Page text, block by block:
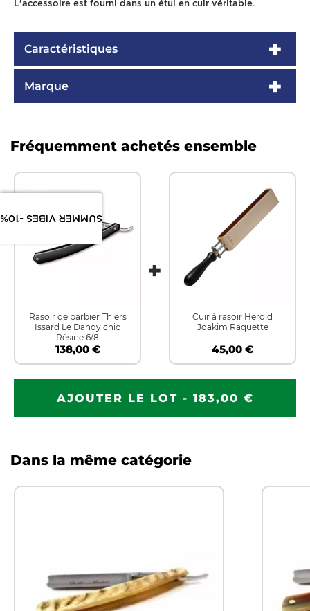
SUMMER VIBES -10%
L'accessoire est fourni dans un étui en cuir véritable.
Caractéristiques
Marque
Fréquemment achetés ensemble
Rasoir de barbier Thiers
Issard Le Dandy chic
Résine 6/8
138,00 €
Cuir à rasoir Herold
Joakim Raquette
45,00 €
AJOUTER LE LOT - 183,00 €
Dans la même catégorie